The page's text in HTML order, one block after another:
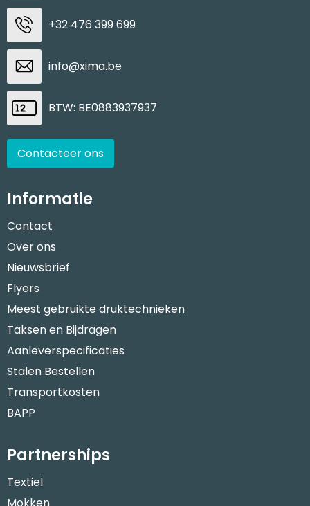
+32 476 399 699
info@xima.be
BTW: BE0883937937
Contacteer ons
Informatie
Contact
Over ons
Nieuwsbrief
Flyers
Meest gebruikte druktechnieken
Taksen en Bijdragen
Aanleverspecificaties
Stalen Bestellen
Transportkosten
BAPP
Partnerships
Textiel
Mokken